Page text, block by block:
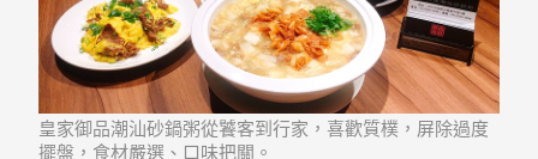
皇家御品潮汕砂鍋粥從饕客到行家，喜歡質樸，屏除過度
擺盤，食材嚴選、口味把關。